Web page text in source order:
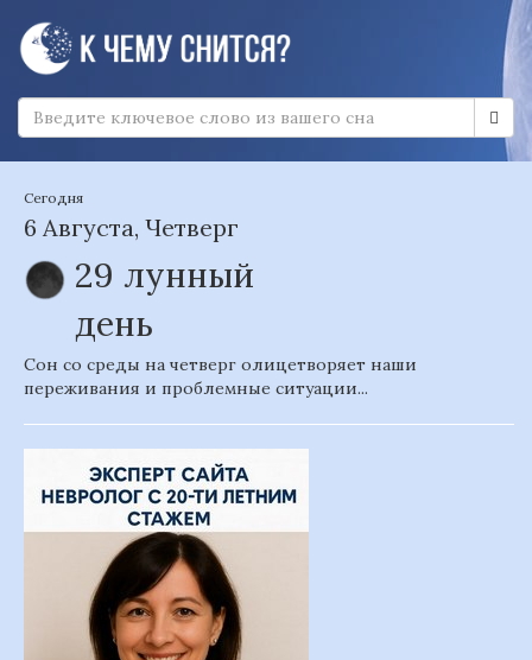
Сегодня
6 Августа, Четверг
29 лунный
день
Сон со среды на четверг олицетворяет наши
переживания и проблемные ситуации...